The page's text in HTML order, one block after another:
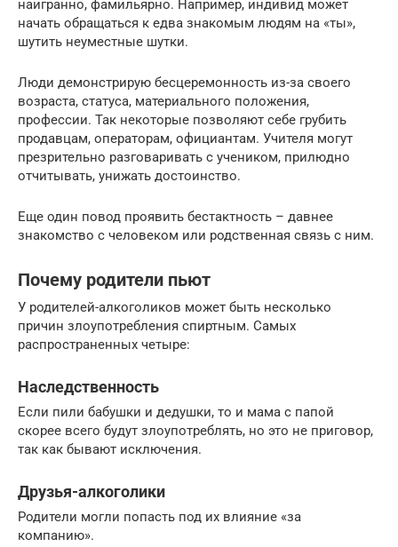
наигранно, фамильярно. Например, индивид может
начать обращаться к едва знакомым людям на «ты»,
шутить неуместные шутки.
Люди демонстрирую бесцеремонность из-за своего
возраста, статуса, материального положения,
профессии. Так некоторые позволяют себе грубить
продавцам, операторам, официантам. Учителя могут
презрительно разговаривать с учеником, прилюдно
отчитывать, унижать достоинство.
Еще один повод проявить бестактность – давнее
знакомство с человеком или родственная связь с ним.
Почему родители пьют
У родителей-алкоголиков может быть несколько
причин злоупотребления спиртным. Самых
распространенных четыре:
Наследственность
Если пили бабушки и дедушки, то и мама с папой
скорее всего будут злоупотреблять, но это не приговор,
так как бывают исключения.
Друзья-алкоголики
Родители могли попасть под их влияние «за
компанию».